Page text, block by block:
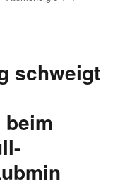
schweigt